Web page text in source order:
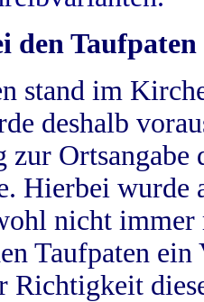
den Taufpaten
stand im
deshalb
zur
Hierbei wurde
nicht
Taufpaten
Richtigkeit